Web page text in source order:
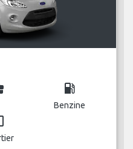
local_gas_station
Benzine